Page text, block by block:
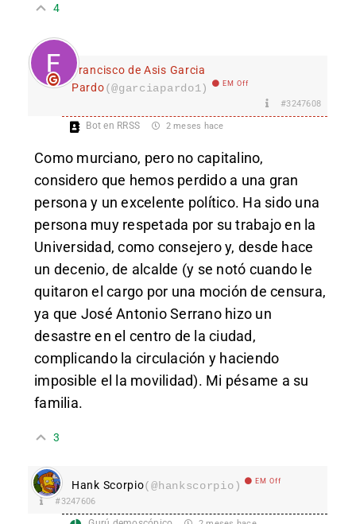
4
Francisco de Asis Garcia
Pardo(@garciapardo1) EM Off
#3247608
Bot en RRSS 2 meses hace
Como murciano, pero no capitalino,
considero que hemos perdido a una gran
persona y un excelente político. Ha sido una
persona muy respetada por su trabajo en la
Universidad, como consejero y, desde hace
un decenio, de alcalde (y se notó cuando le
quitaron el cargo por una moción de censura,
ya que José Antonio Serrano hizo un
desastre en el centro de la ciudad,
complicando la circulación y haciendo
imposible el la movilidad). Mi pésame a su
familia.
3
Hank Scorpio(@hankscorpio) EM Off
#3247606